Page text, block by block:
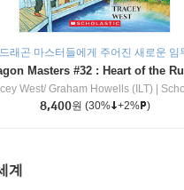
드래곤 마스터들에게 주어진 새로운 임
West/ Graham Howells (ILT)
8,400원 (30% +2% )
계